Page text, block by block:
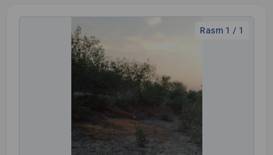
Rasm 1 / 1